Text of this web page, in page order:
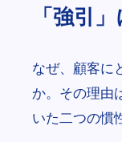
「強引
なぜ、顧客に
か。その理由
いた二つの慣